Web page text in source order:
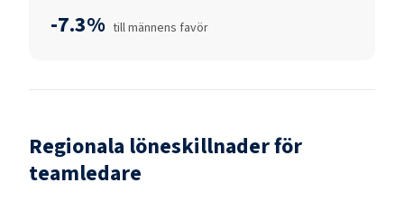
-7.3% till männens favör
Regionala löneskillnader för
teamledare